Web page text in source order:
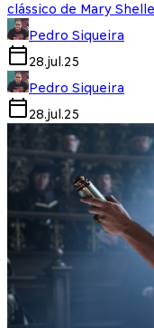
clássico de Mary
Pedro Siqueira
28.jul.25
Pedro Siqueira
28.jul.25